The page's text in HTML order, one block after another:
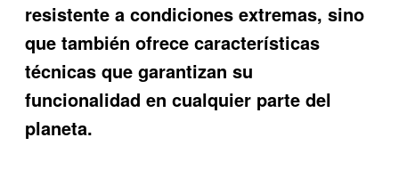
resistente a condiciones extremas, sino
que también ofrece características
técnicas que garantizan su
funcionalidad en cualquier parte del
planeta.